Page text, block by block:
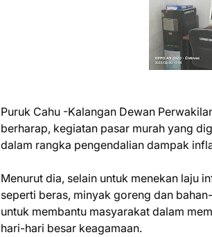
Puruk Cahu -Kalangan Dewan
berharap, kegiatan pasar murah yang
dalam rangka pengendalian dampak
Menurut dia, selain untuk menekan laju
seperti beras, minyak goreng dan
untuk membantu masyarakat dalam
hari-hari besar keagamaan.